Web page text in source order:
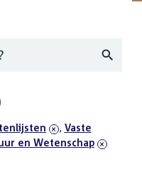
, verwijder
filter
Vaste
en Wetenschap